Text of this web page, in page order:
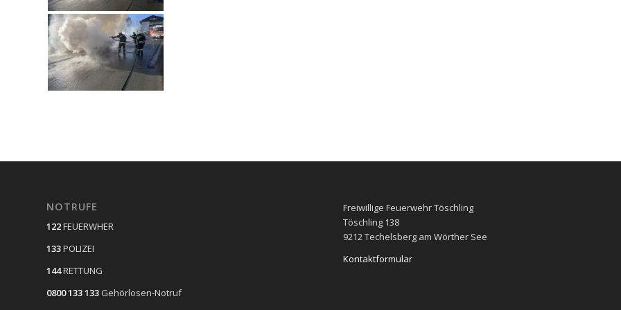
NOTRUFE
122FEUERWHER
133POLIZEI
144RETTUNG
0800 133 133 Gehörlosen-Notruf
Freiwillige Feuerwehr Töschling
Töschling 138
9212 Techelsberg am Wörther See
Kontaktformular